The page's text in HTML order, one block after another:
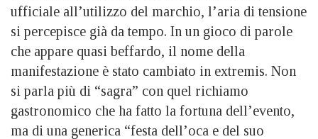
ufficiale all’utilizzo del marchio, l’aria di tensione
si percepisce già da tempo. In un gioco di parole
che appare quasi beffardo, il nome della
manifestazione è stato cambiato in extremis. Non
si parla più di “sagra” con quel richiamo
gastronomico che ha fatto la fortuna dell’evento,
ma di una generica “festa dell’oca e del suo